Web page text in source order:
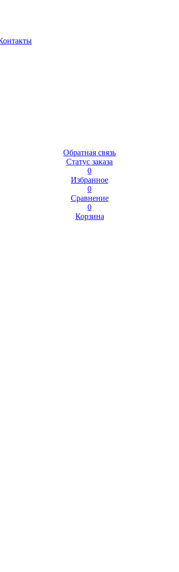
Обратная связь
Статус заказа
0
Избранное
0
Сравнение
0
Корзина